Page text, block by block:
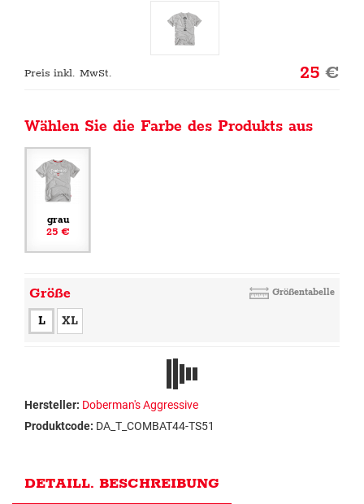
Preis inkl. MwSt. 25€
Wählen Sie die Farbe des Produkts aus
grau
25 €
Größe Größentabelle
L XL
Hersteller: Doberman's Aggressive
Produktcode: DA_T_COMBAT44-TS51
DETAILL. BESCHREIBUNG